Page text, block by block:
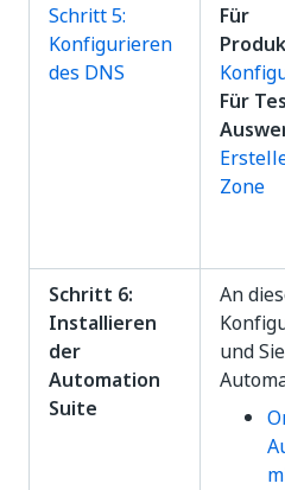
Schritt 5:
Konfigurieren
des DNS
Für
Für
Zone
Schritt 6:
Installieren
der
Automation
Suite
An
und